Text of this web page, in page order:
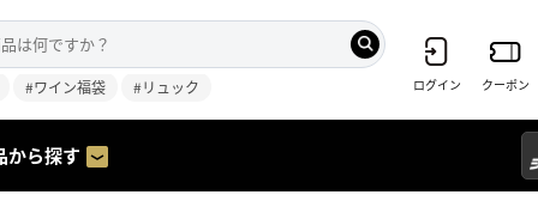
#ワイン福袋 #リュック ログイン クーポン
から探す